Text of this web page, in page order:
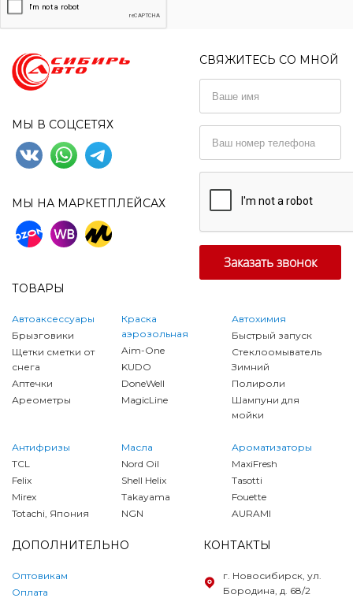
МЫ В СОЦСЕТЯХ
МЫ НА МАРКЕТПЛЕЙСАХ
СВЯЖИТЕСЬ СО МНОЙ
ТОВАРЫ
Автоаксессуары
Брызговики
Щетки сметки от
снега
Аптечки
Ареометры
Краска
аэрозольная
Aim-One
KUDO
DoneWell
MagicLine
Автохимия
Быстрый запуск
Стеклоомыватель
Зимний
Полироли
Шампуни для
мойки
Антифризы
TCL
Felix
Mirex
Totachi, Япония
Масла
Nord Oil
Shell Helix
Takayama
NGN
Ароматизаторы
MaxiFresh
Tasotti
Fouette
AURAMI
ДОПОЛНИТЕЛЬНО
Оптовикам
Оплата
КОНТАКТЫ
г. Новосибирск, ул.
Бородина, д. 68/2